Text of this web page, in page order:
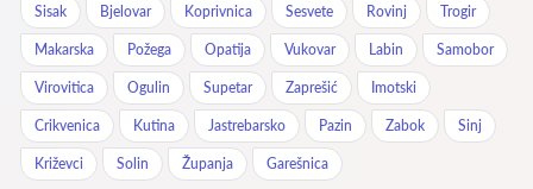
Sisak Bjelovar Koprivnica Sesvete Rovinj Trogir
Makarska Požega Opatija Vukovar Labin Samobor
Virovitica Ogulin Supetar Zaprešić Imotski
Crikvenica Kutina Jastrebarsko Pazin Zabok Sinj
Križevci Solin Županja Garešnica